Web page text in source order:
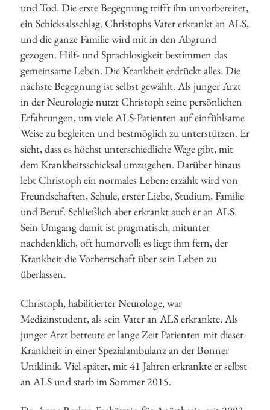
und Tod. Die erste Begegnung trifft ihn unvorbereitet,
ein Schicksalsschlag. Christophs Vater erkrankt an ALS,
und die ganze Familie wird mit in den Abgrund
gezogen. Hilf- und Sprachlosigkeit bestimmen das
gemeinsame Leben. Die Krankheit erdrückt alles. Die
nächste Begegnung ist selbst gewählt. Als junger Arzt
in der Neurologie nutzt Christoph seine persönlichen
Erfahrungen, um viele ALS-Patienten auf einfühlsame
Weise zu begleiten und bestmöglich zu unterstützen. Er
sieht, dass es höchst unterschiedliche Wege gibt, mit
dem Krankheitsschicksal umzugehen. Darüber hinaus
lebt Christoph ein normales Leben: erzählt wird von
Freundschaften, Schule, erster Liebe, Studium, Familie
und Beruf. Schließlich aber erkrankt auch er an ALS.
Sein Umgang damit ist pragmatisch, mitunter
nachdenklich, oft humorvoll; es liegt ihm fern, der
Krankheit die Vorherrschaft über sein Leben zu
überlassen.
Christoph, habilitierter Neurologe, war
Medizinstudent, als sein Vater an ALS erkrankte. Als
junger Arzt betreute er lange Zeit Patienten mit dieser
Krankheit in einer Spezialambulanz an der Bonner
Uniklinik. Viel später, mit 41 Jahren erkrankte er selbst
an ALS und starb im Sommer 2015.